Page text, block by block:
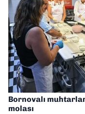
Bornovalı
molası